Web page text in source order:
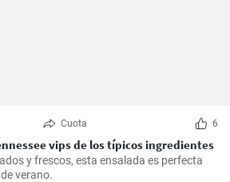
Cuota 6
vips de los típicos ingredientes
y frescos, esta ensalada es perfecta
verano.